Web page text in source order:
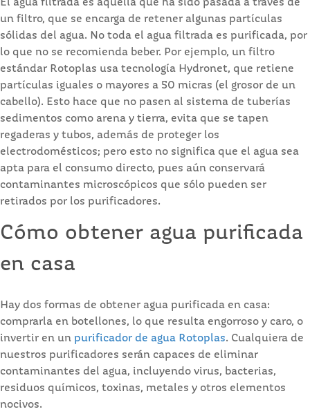
El agua filtrada es aquella que ha sido pasada a través de
un filtro, que se encarga de retener algunas partículas
sólidas del agua. No toda el agua filtrada es purificada, por
lo que no se recomienda beber. Por ejemplo, un filtro
estándar Rotoplas usa tecnología Hydronet, que retiene
partículas iguales o mayores a 50 micras (el grosor de un
cabello). Esto hace que no pasen al sistema de tuberías
sedimentos como arena y tierra, evita que se tapen
regaderas y tubos, además de proteger los
electrodomésticos; pero esto no significa que el agua sea
apta para el consumo directo, pues aún conservará
contaminantes microscópicos que sólo pueden ser
retirados por los purificadores.
Cómo obtener agua purificada
en casa
Hay dos formas de obtener agua purificada en casa:
comprarla en botellones, lo que resulta engorroso y caro, o
invertir en un purificador de agua Rotoplas. Cualquiera de
nuestros purificadores serán capaces de eliminar
contaminantes del agua, incluyendo virus, bacterias,
residuos químicos, toxinas, metales y otros elementos
nocivos.